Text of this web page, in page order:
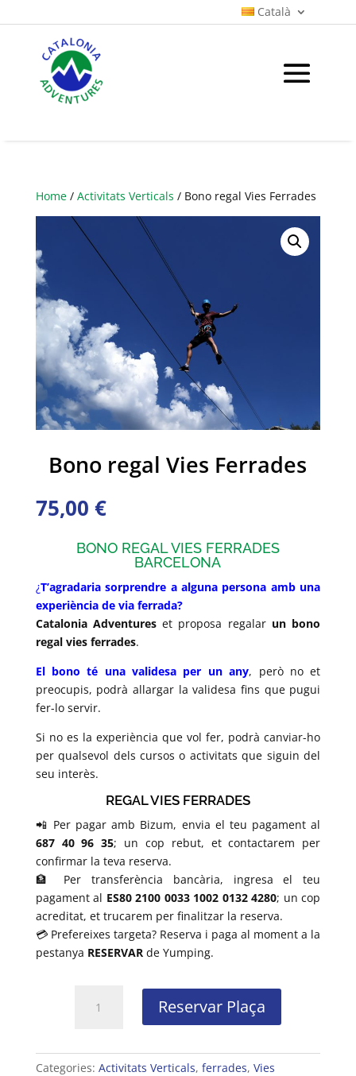
Català
Home/ Activitats Verticals / Bono regal Vies Ferrades
Bono regal Vies Ferrades
75,00 €
BONO REGAL VIES FERRADES
BARCELONA
¿T’agradaria sorprendre a alguna persona amb una
experiència de via ferrada?
Catalonia Adventures et proposa regalar un bono
regal vies ferrades.
El bono té una validesa per un any, però no et
preocupis, podrà allargar la validesa fins que pugui
fer-lo servir.
Si no es la experiència que vol fer, podrà canviar-ho
per qualsevol dels cursos o activitats que siguin del
seu interès.
REGAL VIES FERRADES
📲 Per pagar amb Bizum, envia el teu pagament al
687 40 96 35; un cop rebut, et contactarem per
confirmar la teva reserva.
🏦 Per transferència bancària, ingresa el teu
pagament al ES80 2100 0033 1002 0132 4280; un cop
acreditat, et trucarem per finalitzar la reserva.
💳 Prefereixes targeta? Reserva i paga al moment a la
pestanya RESERVARde Yumping.
Vies
Reservar Plaça
Categories: Activitats Verticals, ferrades, Vies